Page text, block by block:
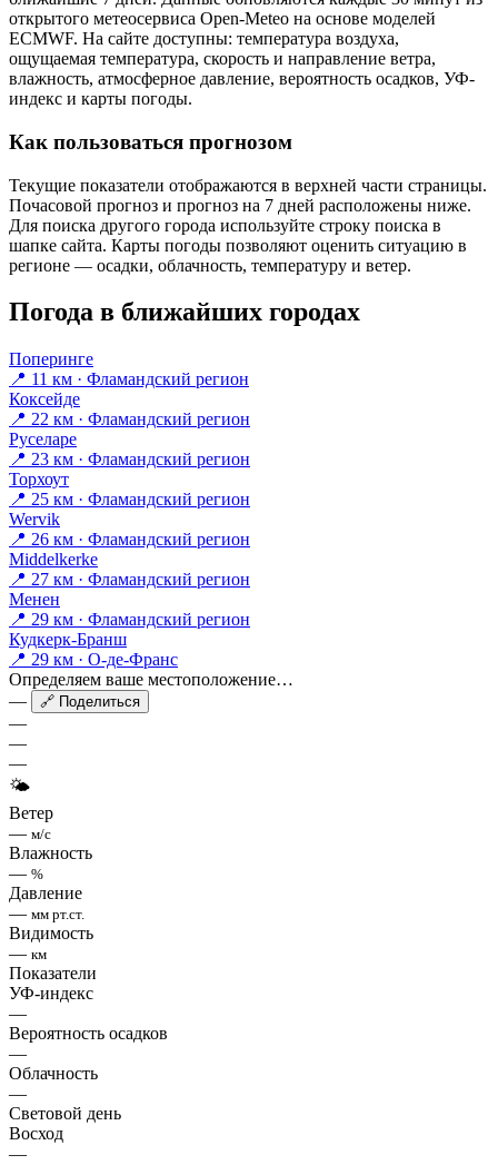
открытого метеосервиса Open-Meteo на основе моделей
ECMWF. На сайте доступны: температура воздуха,
ощущаемая температура, скорость и направление ветра,
влажность, атмосферное давление, вероятность осадков, УФ-
индекс и карты погоды.
Как пользоваться прогнозом
Текущие показатели отображаются в верхней части страницы.
Почасовой прогноз и прогноз на 7 дней расположены ниже.
Для поиска другого города используйте строку поиска в
шапке сайта. Карты погоды позволяют оценить ситуацию в
регионе — осадки, облачность, температуру и ветер.
Погода в ближайших городах
Поперинге
📍 11 км · Фламандский регион
Коксейде
📍 22 км · Фламандский регион
Руселаре
📍 23 км · Фламандский регион
Торхоут
📍 25 км · Фламандский регион
Wervik
📍 26 км · Фламандский регион
Middelkerke
📍 27 км · Фламандский регион
Менен
📍 29 км · Фламандский регион
Кудкерк-Бранш
📍 29 км · О-де-Франс
Определяем ваше местоположение…
—
🔗 Поделиться
—
—
—
🌤
Ветер
— м/с
Влажность
— %
Давление
— мм рт.ст.
Видимость
— км
Показатели
УФ-индекс
—
Вероятность осадков
—
Облачность
—
Световой день
Восход
—